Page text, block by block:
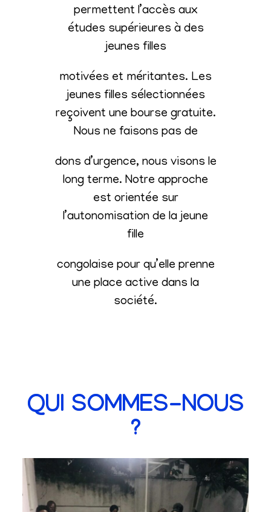
permettent l’accès aux
études supérieures à des
jeunes filles
motivées et méritantes. Les
jeunes filles sélectionnées
reçoivent une bourse gratuite.
Nous ne faisons pas de
dons d’urgence, nous visons le
long terme. Notre approche
est orientée sur
l’autonomisation de la jeune
fille
congolaise pour qu’elle prenne
une place active dans la
société.
QUI SOMMES-NOUS
?